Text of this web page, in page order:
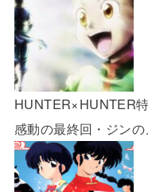
HUNTER×HUNTER
感動の最終回・ジン